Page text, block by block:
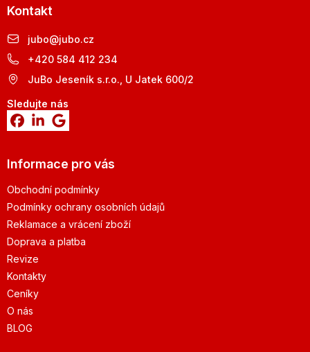
Kontakt
jubo@jubo.cz
+420 584 412 234
JuBo Jeseník s.r.o., U Jatek 600/2
Sledujte nás
Informace pro vás
Obchodní podmínky
Podmínky ochrany osobních údajů
Reklamace a vrácení zboží
Doprava a platba
Revize
Kontakty
Ceníky
O nás
BLOG